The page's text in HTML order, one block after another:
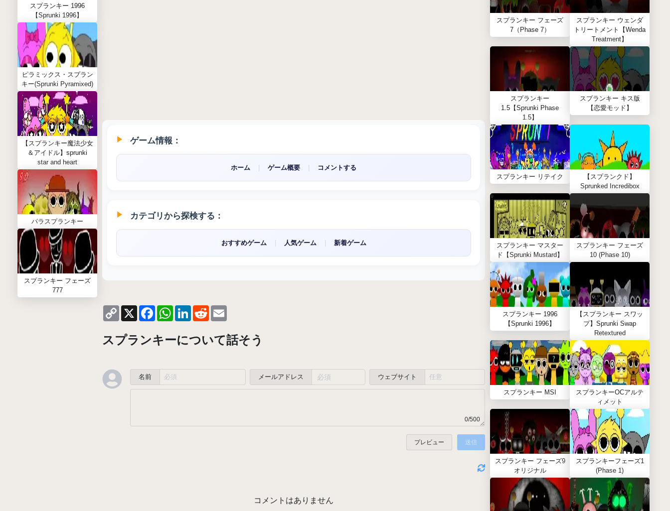
スプランキー 1996
【Sprunki 1996】
ピラミックス・スプラン
キー(Sprunki Pyramixed)
【スプランキー魔法少女
＆アイドル】sprunki
star and heart
パラスプランキー
スプランキー フェーズ
777
ゲーム情報：
ホーム ゲーム概要 コメントする
カテゴリから探検する：
おすすめゲーム 人気ゲーム 新着ゲーム
Copy
Link
X FacebookWhatsApp
LinkedIn
Reddit
スプランキーについて話そう
名前 メールアドレス ウェブサイト
0/500
プレビュー 送信
コメントはありません
スプランキー フェーズ
7（Phase 7）
スプランキー ウェンダ
トリートメント【Wenda
Treatment】
スプランキー
1.5【Sprunki Phase
1.5】
スプランキー キス版
【恋愛モッド】
スプランキー リテイク
【スプランクド】
Sprunked Incredibox
スプランキー マスター
ド【Sprunki Mustard】
スプランキー フェーズ
10 (Phase 10)
スプランキー 1996
【Sprunki 1996】
【スプランキー スワッ
プ】Sprunki Swap
Retextured
スプランキー MSI
スプランキーOCアルテ
ィメット
スプランキー フェーズ9
オリジナル
スプランキーフェーズ1
(Phase 1)